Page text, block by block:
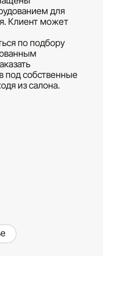
для
Клиент может
по подбору
под собственные
из салона.